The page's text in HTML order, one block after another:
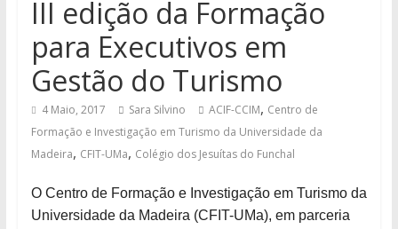
III edição da Formação
para Executivos em
Gestão do Turismo
4 Maio, 2017 Sara Silvino ACIF-CCIM, Centro de
Formação e Investigação em Turismo da Universidade da
Madeira, CFIT-UMa, Colégio dos Jesuítas do Funchal
O Centro de Formação e Investigação em Turismo da
Universidade da Madeira (CFIT-UMa), em parceria